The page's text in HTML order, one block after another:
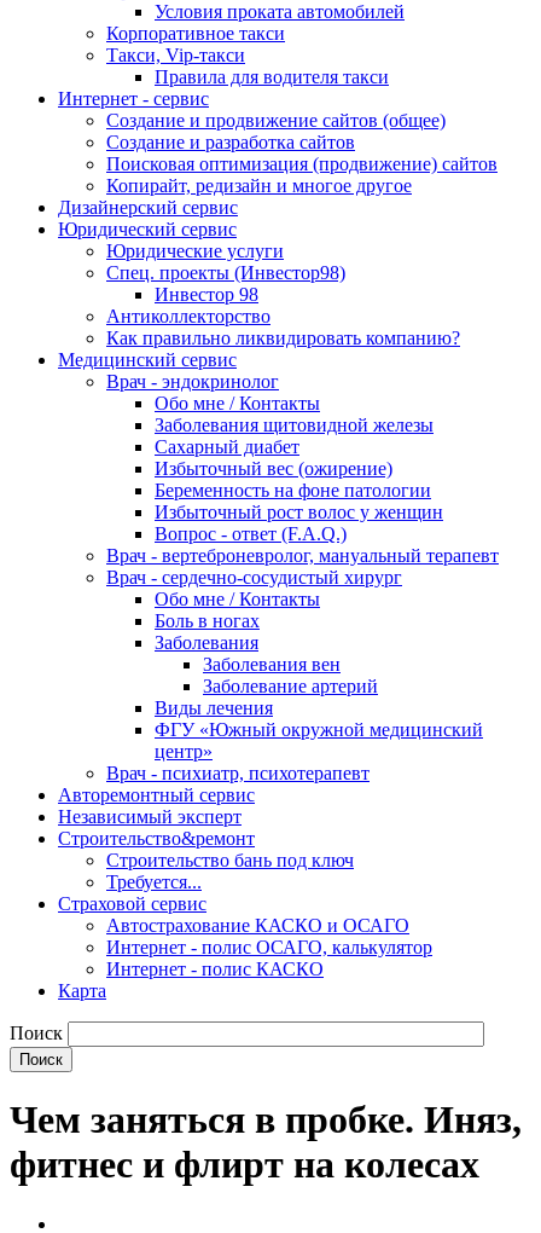
Условия проката автомобилей
Корпоративное такси
Такси, Vip-такси
Правила для водителя такси
Интернет - сервис
Создание и продвижение сайтов (общее)
Создание и разработка сайтов
Поисковая оптимизация (продвижение) сайтов
Копирайт, редизайн и многое другое
Дизайнерский сервис
Юридический сервис
Юридические услуги
Спец. проекты (Инвестор98)
Инвестор 98
Антиколлекторство
Как правильно ликвидировать компанию?
Медицинский сервис
Врач - эндокринолог
Обо мне / Контакты
Заболевания щитовидной железы
Сахарный диабет
Избыточный вес (ожирение)
Беременность на фоне патологии
Избыточный рост волос у женщин
Вопрос - ответ (F.A.Q.)
Врач - вертеброневролог, мануальный терапевт
Врач - сердечно-сосудистый хирург
Обо мне / Контакты
Боль в ногах
Заболевания
Заболевания вен
Заболевание артерий
Виды лечения
ФГУ «Южный окружной медицинский
центр»
Врач - психиатр, психотерапевт
Авторемонтный сервис
Независимый эксперт
Строительство&ремонт
Строительство бань под ключ
Требуется...
Страховой сервис
Автострахование КАСКО и ОСАГО
Интернет - полис ОСАГО, калькулятор
Интернет - полис КАСКО
Карта
Поиск
Чем заняться в пробке. Иняз,
фитнес и флирт на колесах